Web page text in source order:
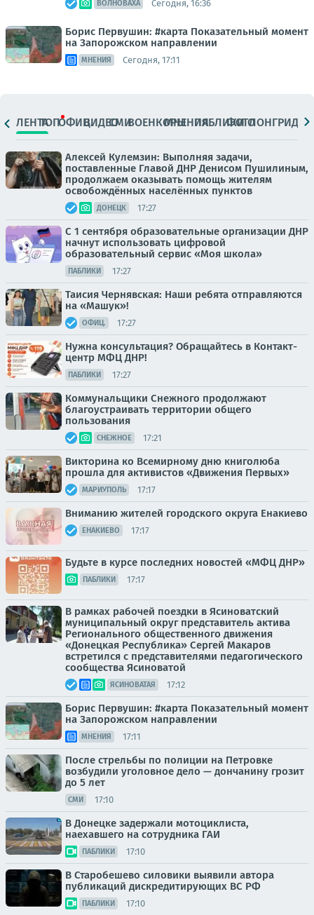
ВОЛНОВАХА Сегодня, 16:36
Борис Первушин: #карта Показательный момент
на Запорожском направлении
МНЕНИЯ Сегодня, 17:11
ЛЕНТАТОПОФИЦ.ВИДЕОСМИВОЕНКОРЫМНЕНИЯПАБЛИКИ
ФОТОЛОНГРИДЫ
Алексей Кулемзин: Выполняя задачи,
поставленные Главой ДНР Денисом Пушилиным,
продолжаем оказывать помощь жителям
освобождённых населённых пунктов
ДОНЕЦК 17:27
С 1 сентября образовательные организации ДНР
начнут использовать цифровой
образовательный сервис «Моя школа»
ПАБЛИКИ 17:27
Таисия Чернявская: Наши ребята отправляются
на «Машук»!
ОФИЦ. 17:27
Нужна консультация? Обращайтесь в Контакт-
центр МФЦ ДНР!
ПАБЛИКИ 17:27
Коммунальщики Снежного продолжают
благоустраивать территории общего
пользования
СНЕЖНОЕ 17:21
Викторина ко Всемирному дню книголюба
прошла для активистов «Движения Первых»
МАРИУПОЛЬ 17:17
Вниманию жителей городского округа Енакиево
ЕНАКИЕВО 17:17
Будьте в курсе последних новостей «МФЦ ДНР»
ПАБЛИКИ 17:17
В рамках рабочей поездки в Ясиноватский
муниципальный округ представитель актива
Регионального общественного движения
«Донецкая Республика» Сергей Макаров
встретился с представителями педагогического
сообщества Ясиноватой
ЯСИНОВАТАЯ 17:12
Борис Первушин: #карта Показательный момент
на Запорожском направлении
МНЕНИЯ 17:11
После стрельбы по полиции на Петровке
возбудили уголовное дело — дончанину грозит
до 5 лет
СМИ 17:10
В Донецке задержали мотоциклиста,
наехавшего на сотрудника ГАИ
ПАБЛИКИ 17:10
В Старобешево силовики выявили автора
публикаций дискредитирующих ВС РФ
ПАБЛИКИ 17:10